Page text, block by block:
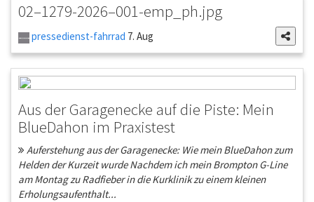
02–1279-2026–001-emp_ph.jpg
pressedienst-fahrrad 7. Aug
Aus der Garagenecke auf die Piste: Mein
BlueDahon im Praxistest
Auferstehung aus der Garagenecke: Wie mein BlueDahon zum
Helden der Kurzeit wurde Nachdem ich mein Brompton G-Line
am Montag zu Radfieber in die Kurklinik zu einem kleinen
Erholungsaufenthalt...